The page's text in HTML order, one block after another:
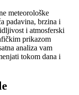
meteorološke
padavina, brzina i
i atmosferski
prikazom
analiza vam
tokom dana i